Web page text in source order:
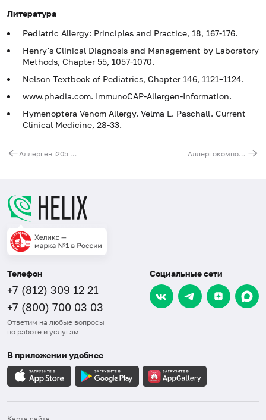
Литература
Pediatric Allergy: Principles and Practice, 18, 167-176.
Henry's Clinical Diagnosis and Management by Laboratory
Methods, Chapter 55, 1057-1070.
Nelson Textbook of Pediatrics, Chapter 146, 1121–1124.
www.phadia.com. ImmunoCAP-Allergen-Information.
Hymenoptera Venom Allergy. Velma L. Paschall. Current
Clinical Medicine, 28-33.
Аллерген i205 - яд шмеля, IgE (ImmunoCAP) Аллергокомпонент i209 - яд осы обыкновенной rVes v 5, IgE (ImmunoCAP)
Телефон
+7 (812) 309 12 21
+7 (800) 700 03 03
Ответим на любые вопросы
по работе и услугам
Социальные сети
В приложении удобнее